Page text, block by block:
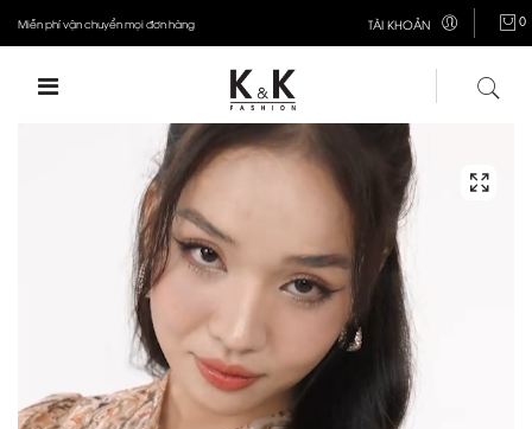
Miễn phí vận chuyển mọi đơn hàng TÀI KHOẢN 0